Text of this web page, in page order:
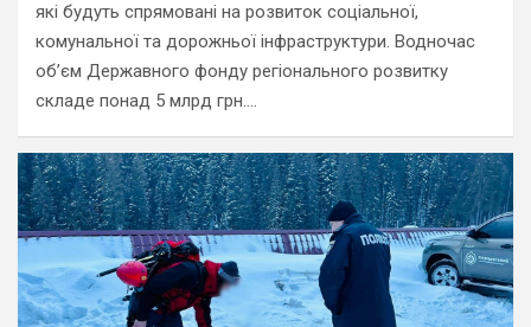
які будуть спрямовані на розвиток соціальної,
комунальної та дорожньої інфраструктури. Водночас
обʼєм Державного фонду регіонального розвитку
складе понад 5 млрд грн.…